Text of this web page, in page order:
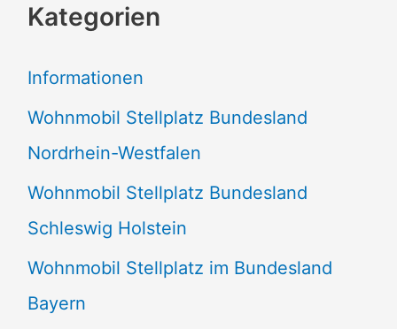
h
n
n
a
c
h
:
Kategorien
Informationen
Wohnmobil Stellplatz Bundesland
Nordrhein-Westfalen
Wohnmobil Stellplatz Bundesland
Schleswig Holstein
Wohnmobil Stellplatz im Bundesland
Bayern